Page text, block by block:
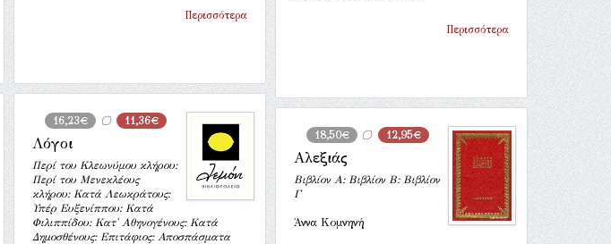
Περισσότερα
Περισσότερα
16,23€ 11,36€
Λόγοι
Περί του Κλεωνύμου κλήρου:
Περί του Μενεκλέους
κλήρου: Κατά Λεωκράτους:
Υπέρ Ευξενίππου: Κατά
Φιλιππίδου: Κατ' Αθηνογένους: Κατά
Δημοσθένους: Επιτάφιος: Αποσπάσματα
18,50€ 12,95€
Αλεξιάς
Βιβλίον Α: Βιβλίον Β: Βιβλίον
Γ
Άννα Κομνηνή